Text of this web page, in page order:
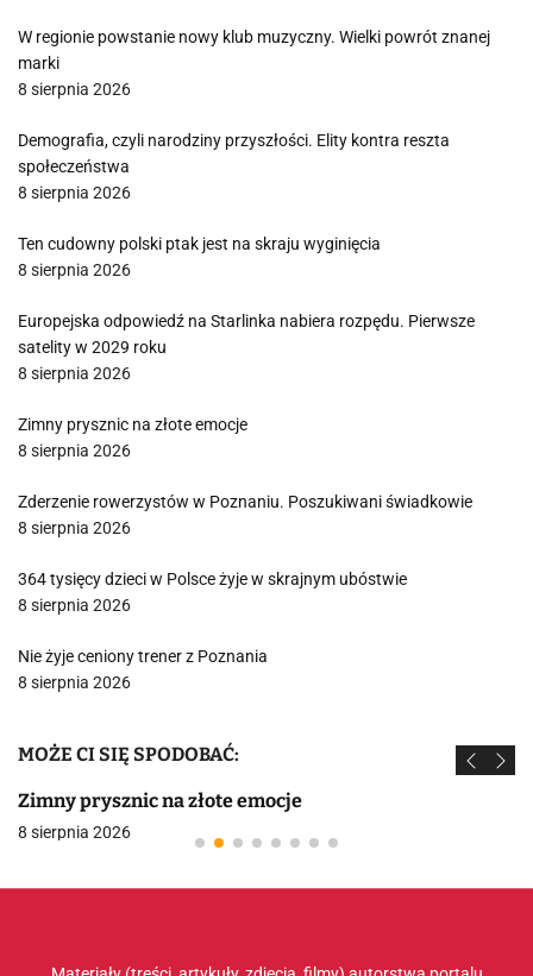
W regionie powstanie nowy klub muzyczny. Wielki powrót znanej
marki
8 sierpnia 2026
Demografia, czyli narodziny przyszłości. Elity kontra reszta
społeczeństwa
8 sierpnia 2026
Ten cudowny polski ptak jest na skraju wyginięcia
8 sierpnia 2026
Europejska odpowiedź na Starlinka nabiera rozpędu. Pierwsze
satelity w 2029 roku
8 sierpnia 2026
Zimny prysznic na złote emocje
8 sierpnia 2026
Zderzenie rowerzystów w Poznaniu. Poszukiwani świadkowie
8 sierpnia 2026
364 tysięcy dzieci w Polsce żyje w skrajnym ubóstwie
8 sierpnia 2026
Nie żyje ceniony trener z Poznania
8 sierpnia 2026
MOŻE CI SIĘ SPODOBAĆ:
Zimny prysznic na złote emocje
8 sierpnia 2026